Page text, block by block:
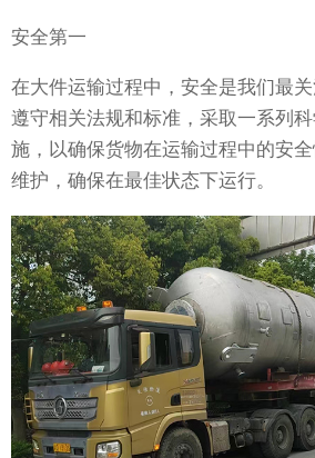
安全第一
在大件运输过程中，安全是我们最
遵守相关法规和标准，采取一系列
施，以确保货物在运输过程中的安
维护，确保在最佳状态下运行。